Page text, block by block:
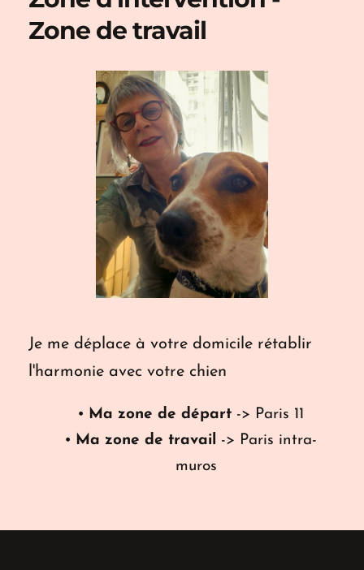
Zone de travail
Je me déplace à votre domicile rétablir
l'harmonie avec votre chien
Ma zone de départ -> Paris 11
Ma zone de travail -> Paris intra-
muros